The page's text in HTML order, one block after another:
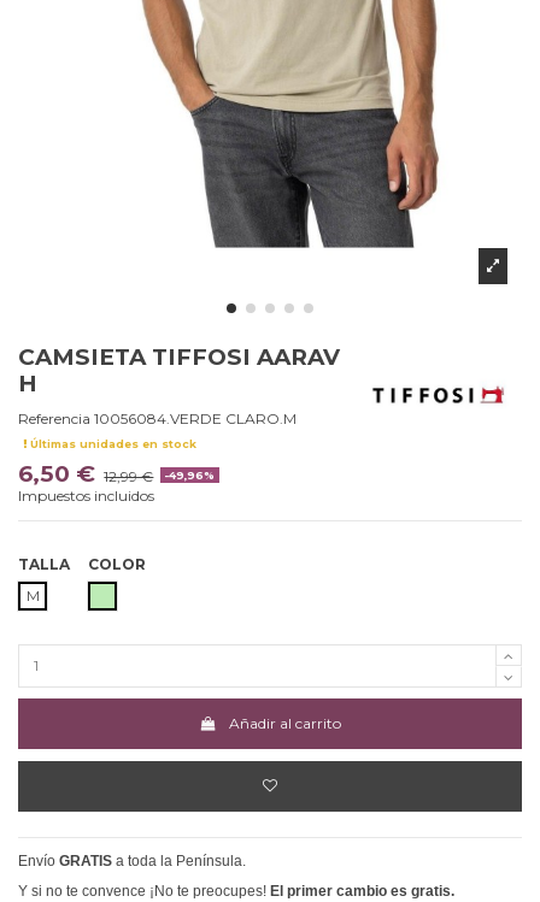
CAMSIETA TIFFOSI AARAV
H
Referencia 10056084.VERDE CLARO.M
Últimas unidades en stock
6,50 € 12,99 € -49,96%
Impuestos incluidos
TALLA
M
COLOR
Añadir al carrito
Envío GRATIS a toda la Península.
Y si no te convence ¡No te preocupes! El primer cambio es gratis.